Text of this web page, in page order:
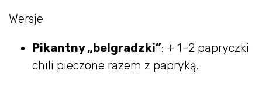
Wersje
Pikantny „belgradzki”: + 1–2 papryczki
chili pieczone razem z papryką.